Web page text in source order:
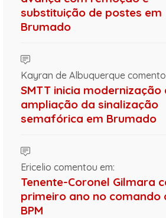
substituição de postes em
Brumado
Kayran de Albuquerque
SMTT inicia modernização
ampliação da sinalização
semafórica em Brumado
Ericelio comentou em:
Tenente-Coronel Gilmara
primeiro ano no comando
BPM